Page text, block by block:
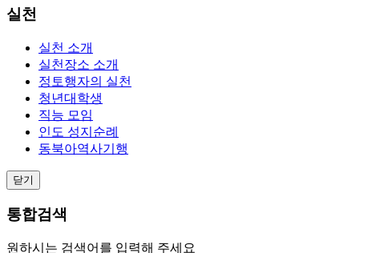
실천
실천 소개
실천장소 소개
정토행자의 실천
청년대학생
직능 모임
인도 성지순례
동북아역사기행
닫기
통합검색
원하시는 검색어를 입력해 주세요